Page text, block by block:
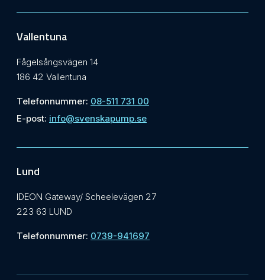
Vallentuna
Fågelsångsvägen 14
186 42 Vallentuna
Telefonnummer: 08-511 731 00
E-post: info@svenskapump.se
Lund
IDEON Gateway/ Scheelevägen 27
223 63 LUND
Telefonnummer: 0739-941697